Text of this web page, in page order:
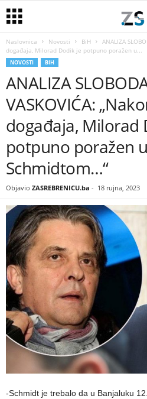
Naslovnica Novosti BiH
ANALIZA
događaja, Milorad Dodik je potpuno poražen u...
NOVOSTI BIH
ANALIZA
VASKOVIĆA:
događaja, Milorad
potpuno poražen
Schmidtom…“
Objavio ZASREBRENICU.ba - 18 rujna, 2023
-Schmidt je trebalo da u Banjaluku